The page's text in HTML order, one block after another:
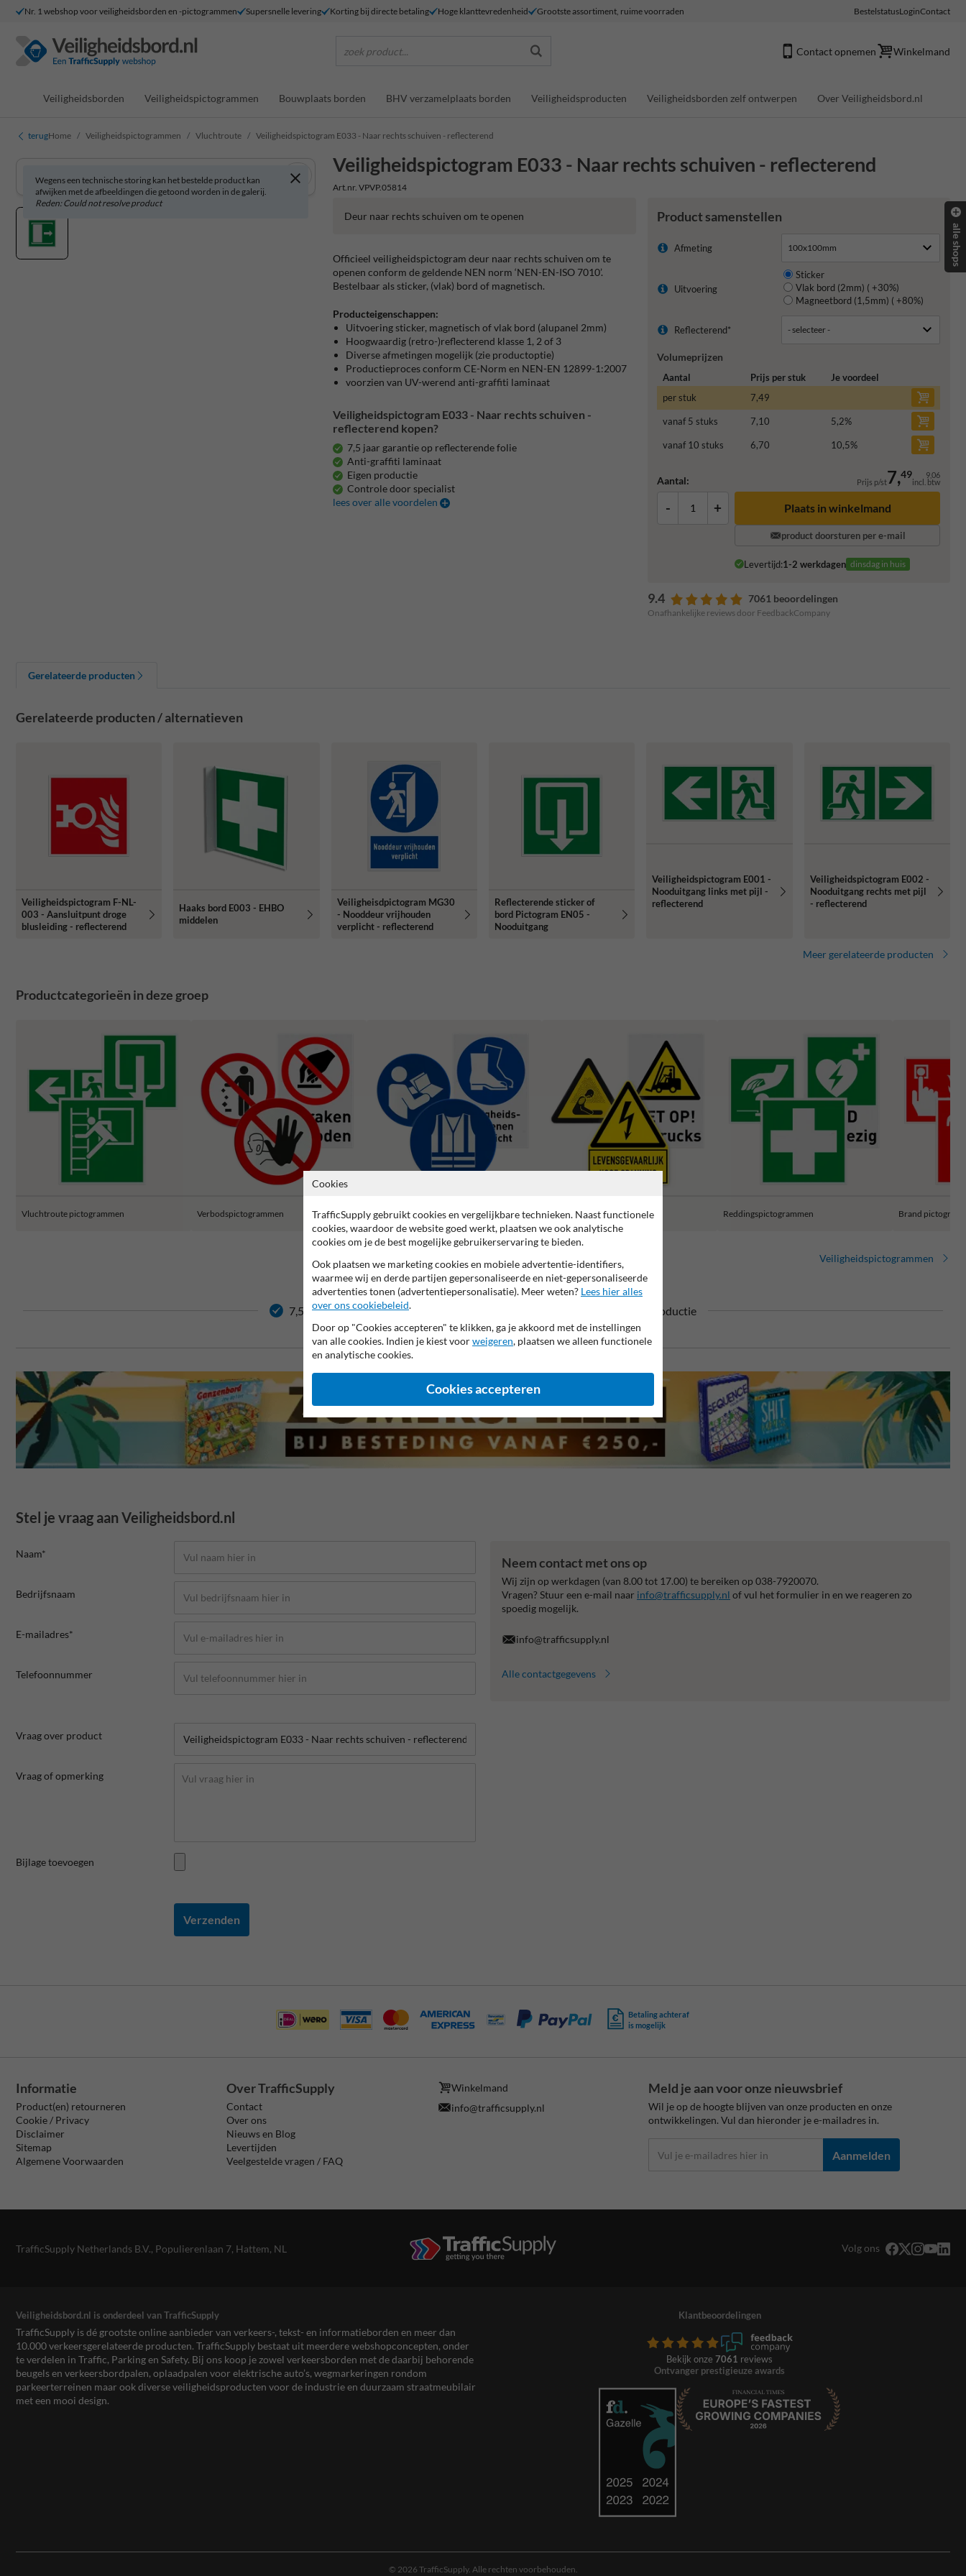
Nr. 1 webshop voor veiligheidsborden en -pictogrammen Supersnelle levering Korting bij directe betaling Hoge klanttevredenheid Grootste assortiment, ruime voorraden BestelstatusLoginContact
zoek product... Contact opnemen Winkelmand
Veiligheidsborden Veiligheidspictogrammen Bouwplaats borden BHV verzamelplaats borden Veiligheidsproducten Veiligheidsborden zelf ontwerpen Over Veiligheidsbord.nl
terugHome Veiligheidspictogrammen Vluchtroute Veiligheidspictogram E033 - Naar rechts schuiven - reflecterend
Veiligheidspictogram E033 - Naar rechts schuiven - reflecterend
Art.nr. VPVP.05814
Wegens een technische storing kan het bestelde product kan
afwijken met de afbeeldingen die getoond worden in de galerij.
Reden: Could not resolve product
Product samenstellen
Afmeting
Uitvoering
Sticker
Vlak bord (2mm) ( +30%)
Magneetbord (1,5mm) ( +80%)
Reflecterend*
Volumeprijzen
Aantal Prijs per stuk
Je voordeel
per stuk
7,49
vanaf 5 stuks 7,10 5,2%
vanaf 10 stuks 6,70 10,5%
Aantal: Prijs p/st7,49 9,06
incl. btw
- + Plaats in winkelmand
product doorsturen per e-mail
Levertijd:1-2 werkdagen dinsdag in huis
9.4 7061 beoordelingen
Onafhankelijke reviews door FeedbackCompany
Deur naar rechts schuiven om te openen
Officieel veiligheidspictogram deur naar rechts schuiven om te
openen conform de geldende NEN norm ‘NEN-EN-ISO 7010’.
Bestelbaar als sticker, (vlak) bord of magnetisch.
Producteigenschappen:
Uitvoering sticker, magnetisch of vlak bord (alupanel 2mm)
Hoogwaardig (retro-)reflecterend klasse 1, 2 of 3
Diverse afmetingen mogelijk (zie productoptie)
Productieproces conform CE-Norm en NEN-EN 12899-1:2007
voorzien van UV-werend anti-graffiti laminaat
Veiligheidspictogram E033 - Naar rechts schuiven -
reflecterend kopen?
7,5 jaar garantie op reflecterende folie
Anti-graffiti laminaat
Eigen productie
Controle door specialist
lees over alle voordelen
Gerelateerde producten
Gerelateerde producten / alternatieven
Veiligheidspictogram F-NL-
003 - Aansluitpunt droge
blusleiding - reflecterend
Haaks bord E003 - EHBO
middelen
Veiligheisdpictogram MG30
- Nooddeur vrijhouden
verplicht - reflecterend
Reflecterende sticker of
bord Pictogram EN05 -
Nooduitgang
Veiligheidspictogram E001 -
Nooduitgang links met pijl -
reflecterend
Veiligheidspictogram E002 -
Nooduitgang rechts met pijl
- reflecterend
Meer gerelateerde producten
Productcategorieën in deze groep
Vluchtroute pictogrammen Verbodspictogrammen Gebodspictogrammen Waarschuwingspictogrammen Reddingspictogrammen Brand
Veiligheidspictogrammen
7,5 jaar garantie op reflecterende folie Eigen productie
Stel je vraag aan Veiligheidsbord.nl
Naam*
Bedrijfsnaam
E-mailadres*
Telefoonnummer
Vraag over product
Vraag of opmerking
Bijlage toevoegen
Verzenden
Neem contact met ons op
Wij zijn op werkdagen (van 8.00 tot 17.00) te bereiken op 038-7920070.
Vragen? Stuur een e-mail naar info@trafficsupply.nl of vul het formulier in en we reageren zo
spoedig mogelijk.
info@trafficsupply.nl
Alle contactgegevens
Betaling achteraf
is mogelijk
Informatie
Product(en) retourneren
Cookie / Privacy
Disclaimer
Sitemap
Algemene Voorwaarden
Over TrafficSupply
Contact
Over ons
Nieuws en Blog
Levertijden
Veelgestelde vragen / FAQ
Winkelmand
info@trafficsupply.nl
Meld je aan voor onze nieuwsbrief
Wil je op de hoogte blijven van onze producten en onze
ontwikkelingen. Vul dan hieronder je e-mailadres in.
Aanmelden
TrafficSupply Netherlands B.V., Populierenlaan 7, Hattem, NL Volg ons
Veiligheidsbord.nl is onderdeel van TrafficSupply
TrafficSupply is dé grootste online aanbieder van verkeers-, tekst- en informatieborden en meer dan
10.000 verkeersgerelateerde producten. TrafficSupply bestaat uit meerdere webshopconcepten, onder
te verdelen in Traffic, Parking en Safety. Bij ons koop je zowel verkeersborden met de daarbij behorende
beugels en verkeersbordpalen, oplaadpalen voor elektrische auto’s, wegmarkeringen rondom
parkeerterreinen maar ook diverse veiligheidsproducten voor de industrie en duurzaam straatmeubilair
met een mooi design.
Klantbeoordelingen
Bekijk onze 7061 reviews
Ontvanger prestigieuze awards
© 2026 TrafficSupply. Alle rechten voorbehouden.
alle shops
Cookies
TrafficSupply gebruikt cookies en vergelijkbare technieken. Naast functionele
cookies, waardoor de website goed werkt, plaatsen we ook analytische
cookies om je de best mogelijke gebruikerservaring te bieden.
Ook plaatsen we marketing cookies en mobiele advertentie-identifiers,
waarmee wij en derde partijen gepersonaliseerde en niet-gepersonaliseerde
advertenties tonen (advertentiepersonalisatie). Meer weten? Lees hier alles
over ons cookiebeleid.
Door op "Cookies accepteren" te klikken, ga je akkoord met de instellingen
van alle cookies. Indien je kiest voorweigeren, plaatsen we alleen functionele
en analytische cookies.
Cookies accepteren